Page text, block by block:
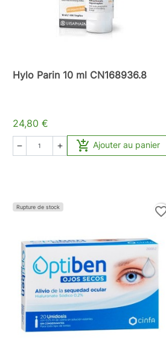
Hylo Parin 10 ml CN168936.8
24,80 €
   Ajouter au panier
Rupture de stock